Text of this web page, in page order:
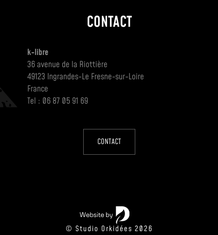
CONTACT
k-libre
36 avenue de la Riottière
49123 Ingrandes-Le Fresne-sur-Loire
France
Tel : 06 87 05 91 69
CONTACT
© Studio Orkidées 2026